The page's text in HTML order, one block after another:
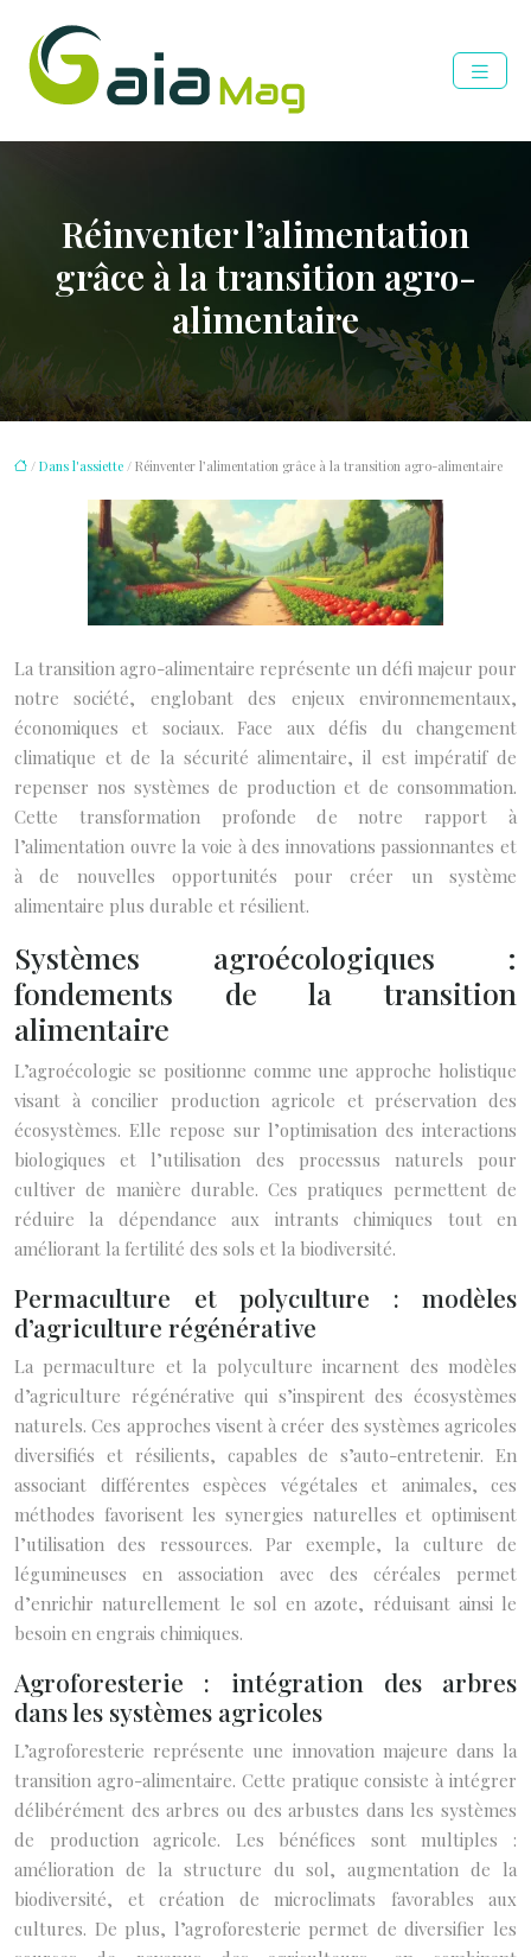
Réinventer l’alimentation
grâce à la transition agro-
alimentaire
/ Dans l'assiette / Réinventer l’alimentation grâce à la transition agro-alimentaire
La transition agro-alimentaire représente un défi majeur pour
notre société, englobant des enjeux environnementaux,
économiques et sociaux. Face aux défis du changement
climatique et de la sécurité alimentaire, il est impératif de
repenser nos systèmes de production et de consommation.
Cette transformation profonde de notre rapport à
l’alimentation ouvre la voie à des innovations passionnantes et
à de nouvelles opportunités pour créer un système
alimentaire plus durable et résilient.
Systèmes agroécologiques :
fondements de la transition
alimentaire
L’agroécologie se positionne comme une approche holistique
visant à concilier production agricole et préservation des
écosystèmes. Elle repose sur l’optimisation des interactions
biologiques et l’utilisation des processus naturels pour
cultiver de manière durable. Ces pratiques permettent de
réduire la dépendance aux intrants chimiques tout en
améliorant la fertilité des sols et la biodiversité.
Permaculture et polyculture : modèles
d’agriculture régénérative
La permaculture et la polyculture incarnent des modèles
d’agriculture régénérative qui s’inspirent des écosystèmes
naturels. Ces approches visent à créer des systèmes agricoles
diversifiés et résilients, capables de s’auto-entretenir. En
associant différentes espèces végétales et animales, ces
méthodes favorisent les synergies naturelles et optimisent
l’utilisation des ressources. Par exemple, la culture de
légumineuses en association avec des céréales permet
d’enrichir naturellement le sol en azote, réduisant ainsi le
besoin en engrais chimiques.
Agroforesterie : intégration des arbres
dans les systèmes agricoles
L’agroforesterie représente une innovation majeure dans la
transition agro-alimentaire. Cette pratique consiste à intégrer
délibérément des arbres ou des arbustes dans les systèmes
de production agricole. Les bénéfices sont multiples :
amélioration de la structure du sol, augmentation de la
biodiversité, et création de microclimats favorables aux
cultures. De plus, l’agroforesterie permet de diversifier les